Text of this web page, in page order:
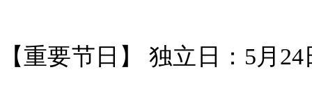
【重要节日】 独立日：5月